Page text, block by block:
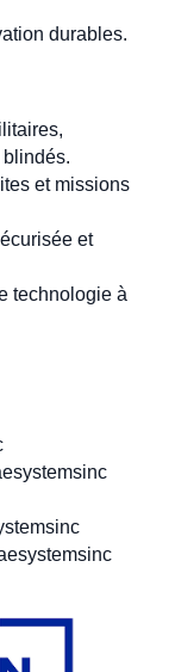
durables.
et missions
et
technologie à